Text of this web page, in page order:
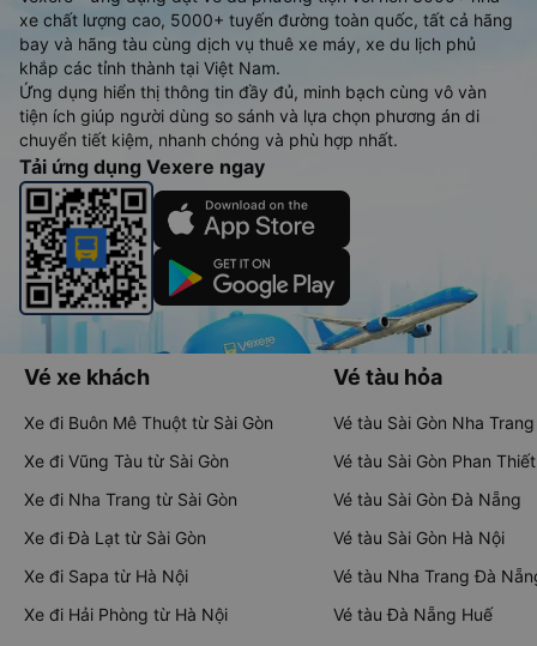
xe chất lượng cao, 5000+ tuyến đường toàn quốc, tất cả hãng
bay và hãng tàu cùng dịch vụ thuê xe máy, xe du lịch phủ
khắp các tỉnh thành tại Việt Nam.
Ứng dụng hiển thị thông tin đầy đủ, minh bạch cùng vô vàn
tiện ích giúp người dùng so sánh và lựa chọn phương án di
chuyển tiết kiệm, nhanh chóng và phù hợp nhất.
Tải ứng dụng Vexere ngay
Vé xe khách
Xe đi Buôn Mê Thuột từ Sài Gòn
Xe đi Vũng Tàu từ Sài Gòn
Xe đi Nha Trang từ Sài Gòn
Xe đi Đà Lạt từ Sài Gòn
Xe đi Sapa từ Hà Nội
Xe đi Hải Phòng từ Hà Nội
Vé tàu hỏa
Vé tàu Sài Gòn Nha Trang
Vé tàu Sài Gòn Phan Thiết
Vé tàu Sài Gòn Đà Nẵng
Vé tàu Sài Gòn Hà Nội
Vé tàu Nha Trang Đà
Vé tàu Đà Nẵng Huế